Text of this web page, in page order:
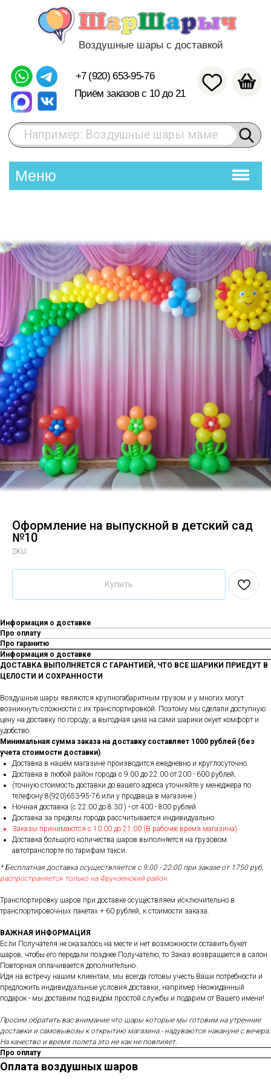
Воздушные шары с доставкой
Приём заказов с 10 до 21
Меню
Например: Воздушные шары маме
Оформление на выпускной в детский сад
№10
SKU:
Купить
Информация о доставке
Про оплату
Про гаранитю
Информация о доставке
ДОСТАВКА ВЫПОЛНЯЕТСЯ С ГАРАНТИЕЙ, ЧТО ВСЕ ШАРИКИ ПРИЕДУТ В
ЦЕЛОСТИ И СОХРАННОСТИ
Воздушные шары являются крупногабаритным грузом и у многих могут
возникнуть сложности с их транспортировкой. Поэтому мы сделали доступную
цену на доставку по городу, а выгодная цена на сами шарики окует комфорт и
удобство.
Минимальная сумма заказа на доставку составляет 1000 рублей (без
учета стоимости доставки).
Доставка в нашем магазине производится ежедневно и круглосуточно.
Доставка в любой район города c 9:00 до 22:00 от 200 - 600 рублей;
(точную стоимость доставки до вашего адреса уточняйте у менеджера по
телефону 8(920)653-95-76 или у продавца в магазине.)
Ночная доставка (с 22:00 до 8:30 ) - от 400 - 800 рублей
Доставка за пределы города рассчитывается индивидуально.
Заказы принимаются с 10:00 до 21:00 (В рабочее время магазина)
Доставка большого количества шаров выполняется на грузовом
автотранспорте по тарифам такси.
* Бесплатная доставка осуществляется с 9:00 - 22:00 при заказе от 1750 руб,
распространяется только на Фрунзенский район.
Транспортировку шаров при доставке осуществляем исключительно в
транспортировочных пакетах + 60 рублей, к стоимости заказа.
ВАЖНАЯ ИНФОРМАЦИЯ
Если Получателя не оказалось на месте и нет возможности оставить букет
шаров, чтобы его передали позднее Получателю, то Заказ возвращается в салон.
Повторная оплачивается дополнительно.
Идя на встречу нашим клиентам, мы всегда готовы учесть Ваши потребности и
предложить индивидуальные условия доставки, например Неожиданный
подарок - мы доставим под видом простой службы и подарим от Вашего имени!
Просим обратить вас внимание что шары которые мы готовим на утренние
доставки и самовывозы к открытию магазина - надуваются накануне с вечера.
На качество и время полета это не как не повлияет.
Про оплату
Оплата воздушных шаров